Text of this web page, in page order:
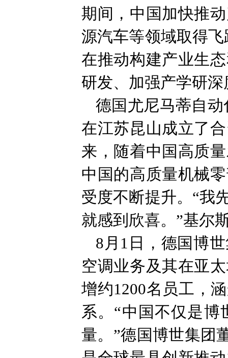
期间，中国加快推
源汽车等领域取得
在推动构建产业生
研发、加强产学研
德国尤尼马蒂自
在江苏昆山成立了
来，随着中国高质
中国的高质量机械
受度不断提升。“我
就感到欣喜。”基尔
8月1日，德国博
空调业务及其在亚
增约1200名员工，
系。“中国不仅是
量。”德国博世集团